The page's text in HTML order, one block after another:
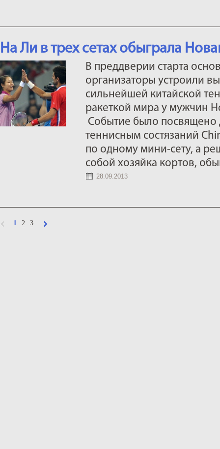
На Ли в трех сетах обыграла
В преддверии старта
организаторы устроили
сильнейшей китайской
ракеткой мира у мужчин
Событие было посвящено
теннисным состязаний
по одному мини-сету, а
собой хозяйка кортов,
28.09.2013
1 2 3